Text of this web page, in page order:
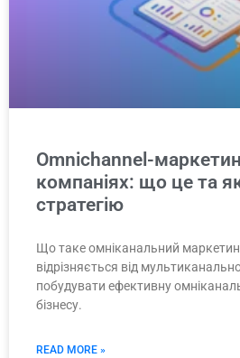
Omnichannel-
компаніях: що це та
стратегію
Що таке омніканальний
відрізняється від
побудувати ефективну
бізнесу.
READ MORE »